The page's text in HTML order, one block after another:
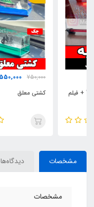
550,000 تومان
کشتی معلق
مشخصات دیدگاه‌ها
مشخصات